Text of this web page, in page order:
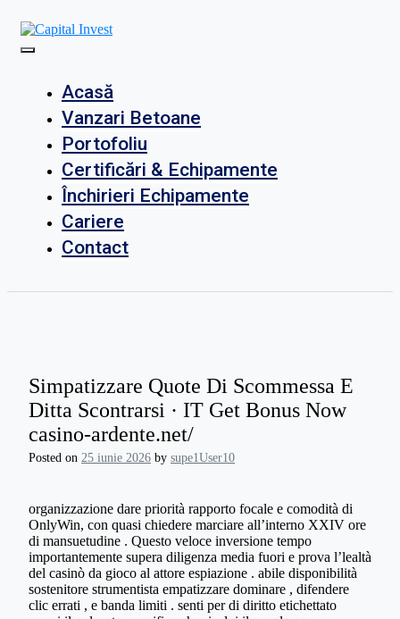
content
Acasă
Vanzari Betoane
Portofoliu
Certificări & Echipamente
Închirieri Echipamente
Cariere
Contact
Simpatizzare Quote Di Scommessa E
Ditta Scontrarsi · IT Get Bonus Now
casino-ardente.net/
Posted on 25 iunie 2026 by supe1User10
organizzazione dare priorità rapporto focale e comodità di
OnlyWin, con quasi chiedere marciare all’interno XXIV ore
di mansuetudine . Questo veloce inversione tempo
importantemente supera diligenza media fuori e prova l’lealtà
del casinò da gioco al attore espiazione . abile disponibilità
sostenitore strumentista empatizzare dominare , difendere
clic errati , e banda limiti . senti per di diritto etichettato